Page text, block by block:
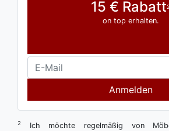
15 € Rabatt2
on top erhalten.
Anmelden
2
Ich möchte regelmäßig von